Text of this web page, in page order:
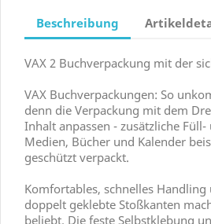
Beschreibung
VAX 2 Buchverpackung mit der
VAX Buchverpackungen: So
denn die Verpackung mit dem
Inhalt anpassen - zusätzliche
Medien, Bücher und Kalender
geschützt verpackt.
Komfortables, schnelles
doppelt geklebte Stoßkanten
beliebt. Die feste Selbstklebung